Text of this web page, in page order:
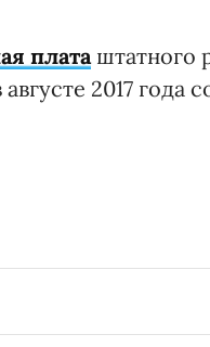
плата штатного
2017 года